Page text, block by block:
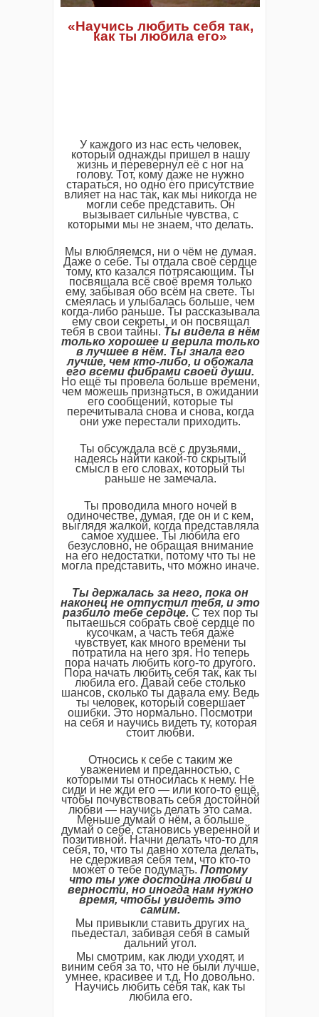
«Научись любить себя так,
как ты любила его»
У каждого из нас есть человек,
который однажды пришел в нашу
жизнь и перевернул её с ног на
голову. Тот, кому даже не нужно
стараться, но одно его присутствие
влияет на нас так, как мы никогда не
могли себе представить. Он
вызывает сильные чувства, с
которыми мы не знаем, что делать.
Мы влюбляемся, ни о чём не думая.
Даже о себе. Ты отдала своё сердце
тому, кто казался потрясающим. Ты
посвящала всё своё время только
ему, забывая обо всём на свете. Ты
смеялась и улыбалась больше, чем
когда-либо раньше. Ты рассказывала
ему свои секреты, и он посвящал
тебя в свои тайны. Ты видела в нём
только хорошее и верила только
в лучшее в нём. Ты знала его
лучше, чем кто-либо, и обожала
его всеми фибрами своей души.
Но ещё ты провела больше времени,
чем можешь признаться, в ожидании
его сообщений, которые ты
перечитывала снова и снова, когда
они уже перестали приходить.
Ты обсуждала всё с друзьями,
надеясь найти какой-то скрытый
смысл в его словах, который ты
раньше не замечала.
Ты проводила много ночей в
одиночестве, думая, где он и с кем,
выглядя жалкой, когда представляла
самое худшее. Ты любила его
безусловно, не обращая внимание
на его недостатки, потому что ты не
могла представить, что можно иначе.
Ты держалась за него, пока он
наконец не отпустил тебя, и это
разбило тебе сердце. С тех пор ты
пытаешься собрать своё сердце по
кусочкам, а часть тебя даже
чувствует, как много времени ты
потратила на него зря. Но теперь
пора начать любить кого-то другого.
Пора начать любить себя так, как ты
любила его. Давай себе столько
шансов, сколько ты давала ему. Ведь
ты человек, который совершает
ошибки. Это нормально. Посмотри
на себя и научись видеть ту, которая
стоит любви.
Относись к себе с таким же
уважением и преданностью, с
которыми ты относилась к нему. Не
сиди и не жди его — или кого-то ещё,
чтобы почувствовать себя достойной
любви — научись делать это сама.
Меньше думай о нём, а больше
думай о себе, становись уверенной и
позитивной. Начни делать что-то для
себя, то, что ты давно хотела делать,
не сдерживая себя тем, что кто-то
может о тебе подумать. Потому
что ты уже достойна любви и
верности, но иногда нам нужно
время, чтобы увидеть это
самим.
Мы привыкли ставить других на
пьедестал, забивая себя в самый
дальний угол.
Мы смотрим, как люди уходят, и
виним себя за то, что не были лучше,
умнее, красивее и т.д. Но довольно.
Научись любить себя так, как ты
любила его.